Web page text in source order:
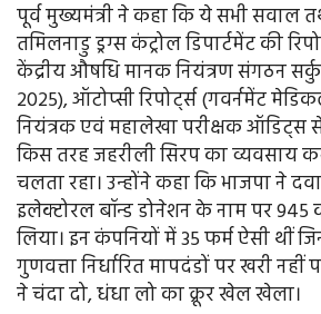
पूर्व मुख्यमंत्री ने कहा कि ये सभी सवाल
तमिलनाडु ड्रग्स कंट्रोल डिपार्टमेंट की
केंद्रीय औषधि मानक नियंत्रण संगठन
2025), ऑटोप्सी रिपोर्ट्स (गवर्नमेंट
नियंत्रक एवं महालेखा परीक्षक ऑडिट्स
किस तरह जहरीली सिरप का व्यवसाय
चलता रहा। उन्होंने कहा कि भाजपा ने
इलेक्टोरल बॉन्ड डोनेशन के नाम पर
लिया। इन कंपनियों में 35 फर्म ऐसी थीं
गुणवत्ता निर्धारित मापदंडों पर खरी
ने चंदा दो, धंधा लो का क्रूर खेल खेला।